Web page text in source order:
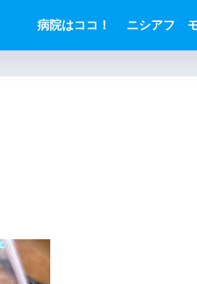
病院はココ！ ニシアフ